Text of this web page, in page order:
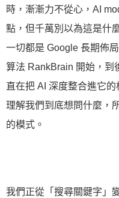
時，漸漸力不從心，AI
點，但千萬別以為這是什
一切都是 Google 長期佈
算法 RankBrain 開始，到
直在把 AI 深度整合進它
理解我們到底想問什麼，
的模式。
我們正從「搜尋關鍵字」